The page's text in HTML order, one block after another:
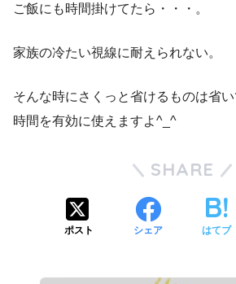
ご飯にも時間掛けてたら・・・。
家族の冷たい視線に耐えられない。
そんな時にさくっと省けるものは省
時間を有効に使えますよ^_^
SHARE
ポスト シェア はてブ